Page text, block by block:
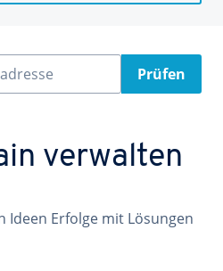
Prüfen
verwalten
Ideen Erfolge mit Lösungen